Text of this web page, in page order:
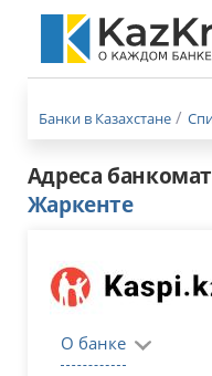
Меню
Банки в Казахстане
Адреса
Жаркенте
О банке